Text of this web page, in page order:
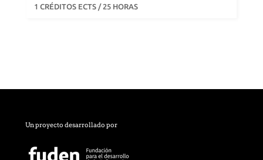
1 CRÉDITOS ECTS / 25 HORAS
Un proyecto desarrollado por